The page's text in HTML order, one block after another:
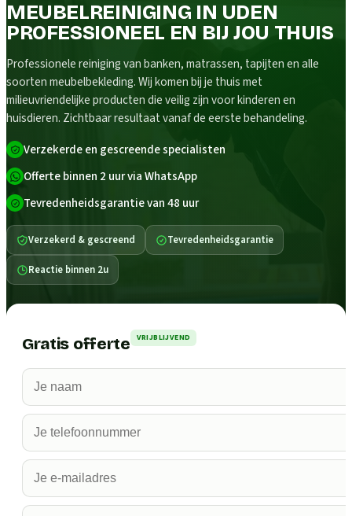
MEUBELREINIGING IN UDEN
PROFESSIONEEL EN BIJ JOU THUIS
Professionele reiniging van banken, matrassen, tapijten en alle
soorten meubelbekleding. Wij komen bij je thuis met
milieuvriendelijke producten die veilig zijn voor kinderen en
huisdieren. Zichtbaar resultaat vanaf de eerste behandeling.
Verzekerde en gescreende specialisten
Offerte binnen 2 uur via WhatsApp
Tevredenheidsgarantie van 48 uur
Verzekerd & gescreend Tevredenheidsgarantie
Reactie binnen 2u
Gratis offerte VRIJBLIJVEND